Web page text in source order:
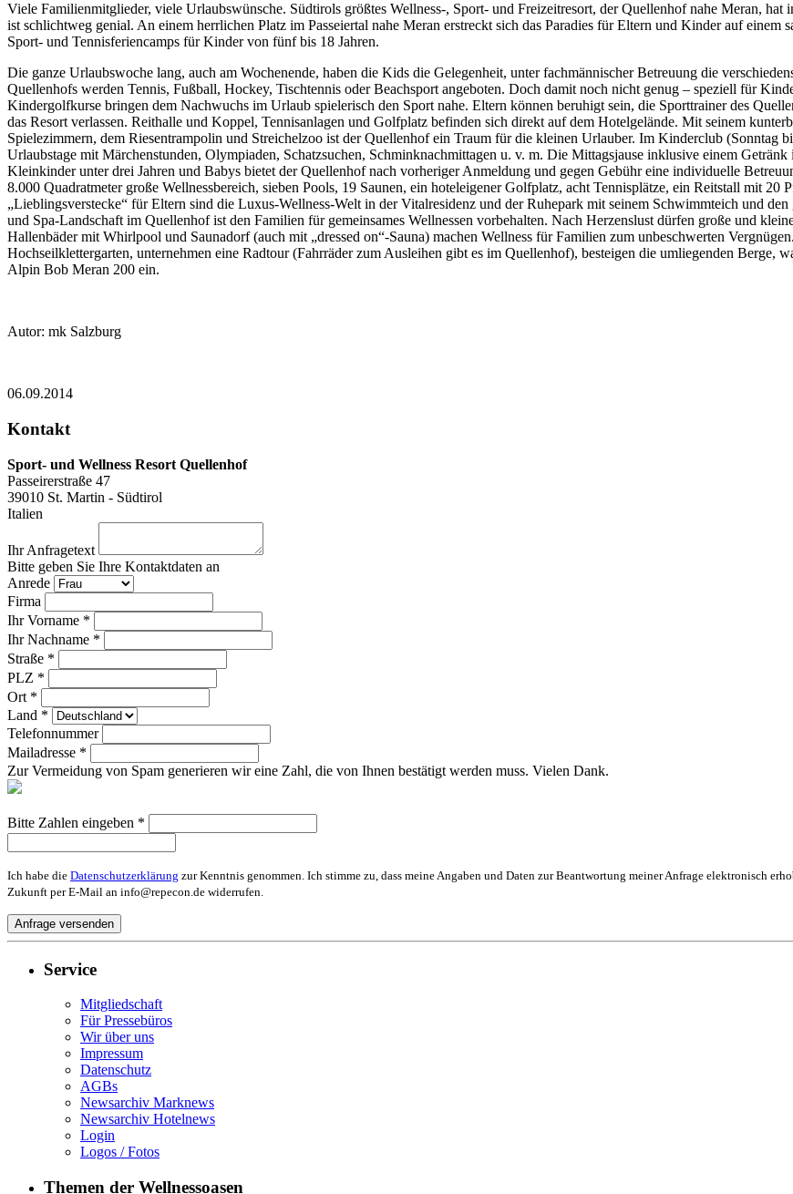
Viele Familienmitglieder, viele Urlaubswünsche. Südtirols größtes Wellness-, Sport- und Freizeitresort, der Quellenhof nahe Meran,
ist schlichtweg genial. An einem herrlichen Platz im Passeiertal nahe Meran erstreckt sich das Paradies für Eltern und Kinder auf
Sport- und Tennisferiencamps für Kinder von fünf bis 18 Jahren.
Die ganze Urlaubswoche lang, auch am Wochenende, haben die Kids die Gelegenheit, unter fachmännischer Betreuung die
Quellenhofs werden Tennis, Fußball, Hockey, Tischtennis oder Beachsport angeboten. Doch damit noch nicht genug – speziell für
Kindergolfkurse bringen dem Nachwuchs im Urlaub spielerisch den Sport nahe. Eltern können beruhigt sein, die Sporttrainer des
das Resort verlassen. Reithalle und Koppel, Tennisanlagen und Golfplatz befinden sich direkt auf dem Hotelgelände. Mit seinem
Spielezimmern, dem Riesentrampolin und Streichelzoo ist der Quellenhof ein Traum für die kleinen Urlauber. Im Kinderclub (Sonntag
Urlaubstage mit Märchenstunden, Olympiaden, Schatzsuchen, Schminknachmittagen u. v. m. Die Mittagsjause inklusive einem
Kleinkinder unter drei Jahren und Babys bietet der Quellenhof nach vorheriger Anmeldung und gegen Gebühr eine individuelle
8.000 Quadratmeter große Wellnessbereich, sieben Pools, 19 Saunen, ein hoteleigener Golfplatz, acht Tennisplätze, ein Reitstall mit
„Lieblingsverstecke“ für Eltern sind die Luxus-Wellness-Welt in der Vitalresidenz und der Ruhepark mit seinem Schwimmteich und
und Spa-Landschaft im Quellenhof ist den Familien für gemeinsames Wellnessen vorbehalten. Nach Herzenslust dürfen große und
Hallenbäder mit Whirlpool und Saunadorf (auch mit „dressed on“-Sauna) machen Wellness für Familien zum unbeschwerten
Hochseilklettergarten, unternehmen eine Radtour (Fahrräder zum Ausleihen gibt es im Quellenhof), besteigen die umliegenden Berge,
Alpin Bob Meran 200 ein.
Autor: mk Salzburg
06.09.2014
Kontakt
Sport- und Wellness Resort Quellenhof
Passeirerstraße 47
39010 St. Martin - Südtirol
Italien
Ihr Anfragetext
Bitte geben Sie Ihre Kontaktdaten an
Anrede
Firma
Ihr Vorname *
Ihr Nachname *
Straße *
PLZ *
Ort *
Land *
Telefonnummer
Mailadresse *
Zur Vermeidung von Spam generieren wir eine Zahl, die von Ihnen bestätigt werden muss. Vielen Dank.
Bitte Zahlen eingeben *
Ich habe die Datenschutzerklärung zur Kenntnis genommen. Ich stimme zu, dass meine Angaben und Daten zur Beantwortung meiner Anfrage elektronisch
Zukunft per E-Mail an info@repecon.de widerrufen.
Service
Mitgliedschaft
Für Pressebüros
Wir über uns
Impressum
Datenschutz
AGBs
Newsarchiv Marknews
Newsarchiv Hotelnews
Login
Logos / Fotos
Themen der Wellnessoasen